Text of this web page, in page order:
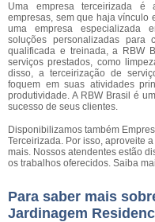
Uma empresa terceirizada é
empresas, sem que haja vínculo
uma empresa especializada
soluções personalizadas para
qualificada e treinada, a RBW
serviços prestados, como
disso, a terceirização de
foquem em suas atividades
produtividade. A RBW Brasil é
sucesso de seus clientes.
Disponibilizamos também
Terceirizada. Por isso, aproveite
mais. Nossos atendentes estão
os trabalhos oferecidos. Saiba
Para saber mais
Jardinagem